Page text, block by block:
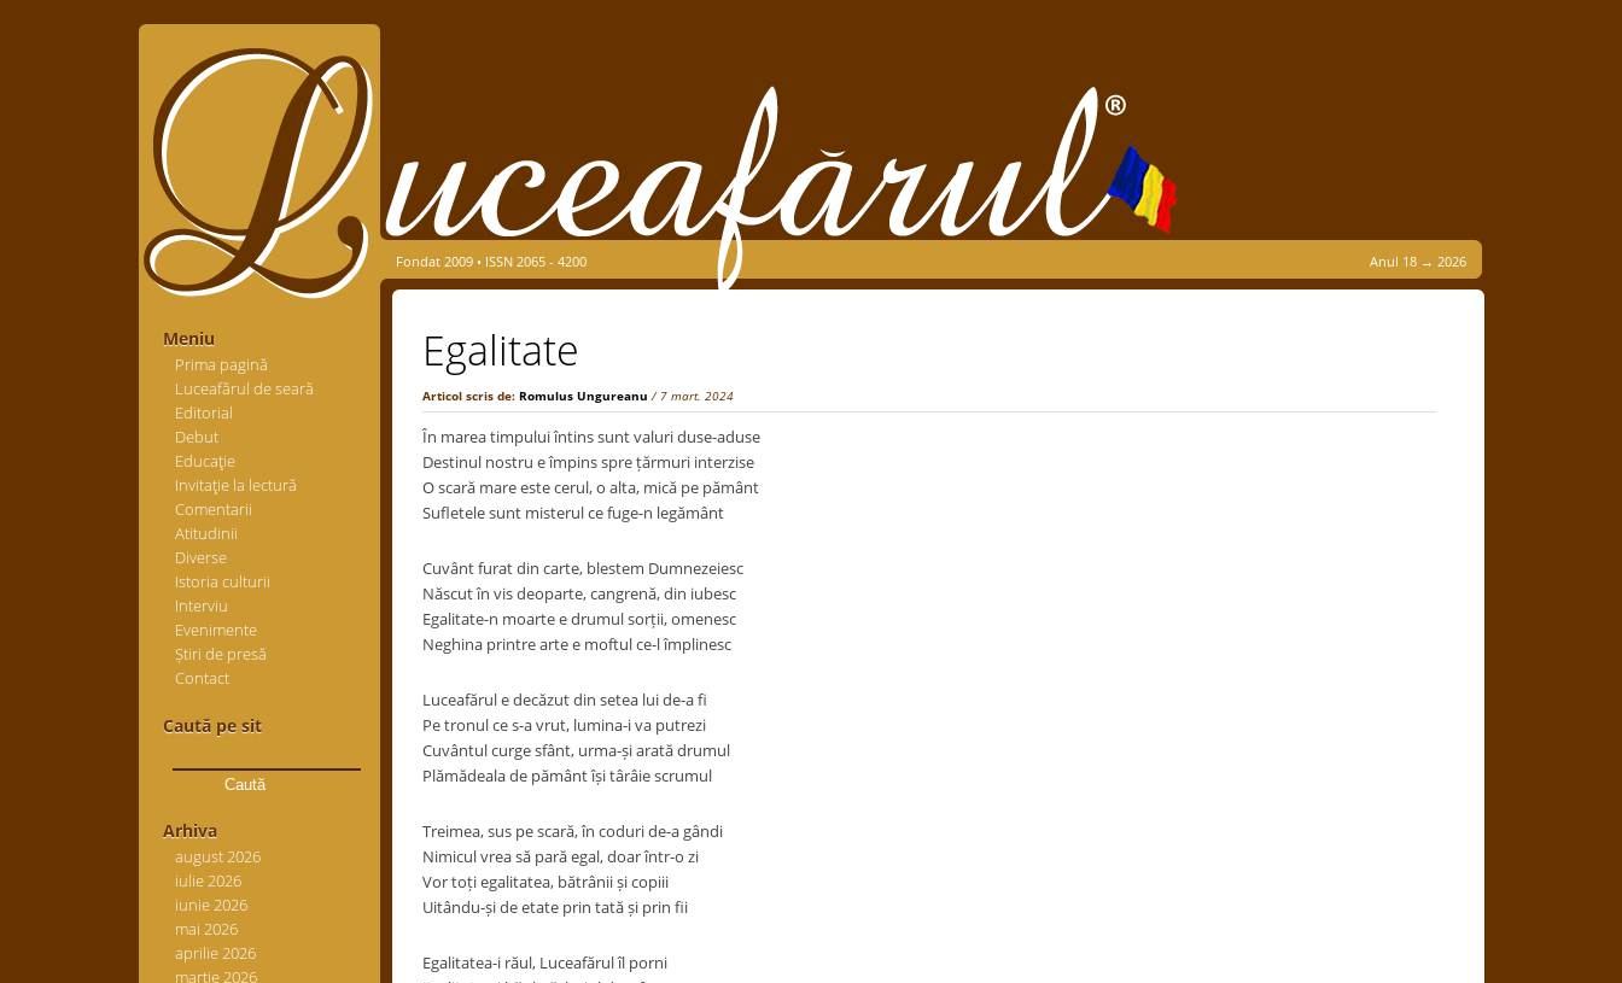
Meniu
Prima pagină
Luceafărul de seară
Editorial
Debut
Educaţie
Invitaţie la lectură
Comentarii
Atitudinii
Diverse
Istoria culturii
Interviu
Evenimente
Știri de presă
Contact
Caută pe sit
după:
Arhiva
august 2026
iulie 2026
iunie 2026
mai 2026
aprilie 2026
martie 2026
Fondat 2009 • ISSN 2065 - 4200 Anul 18 → 2026
Egalitate
Articol scris de: Romulus Ungureanu / 7 mart. 2024
În marea timpului întins sunt valuri duse-aduse
Destinul nostru e împins spre țărmuri interzise
O scară mare este cerul, o alta, mică pe pământ
Sufletele sunt misterul ce fuge-n legământ
Cuvânt furat din carte, blestem Dumnezeiesc
Născut în vis deoparte, cangrenă, din iubesc
Egalitate-n moarte e drumul sorții, omenesc
Neghina printre arte e moftul ce-l împlinesc
Luceafărul e decăzut din setea lui de-a fi
Pe tronul ce s-a vrut, lumina-i va putrezi
Cuvântul curge sfânt, urma-și arată drumul
Plămădeala de pământ își târâie scrumul
Treimea, sus pe scară, în coduri de-a gândi
Nimicul vrea să pară egal, doar într-o zi
Vor toți egalitatea, bătrânii și copiii
Uitându-și de etate prin tată și prin fii
Egalitatea-i răul, Luceafărul îl porni